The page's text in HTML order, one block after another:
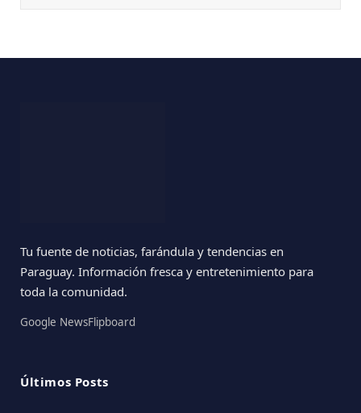
Tu fuente de noticias, farándula y tendencias en
Paraguay. Información fresca y entretenimiento para
toda la comunidad.
Google NewsFlipboard
Últimos Posts